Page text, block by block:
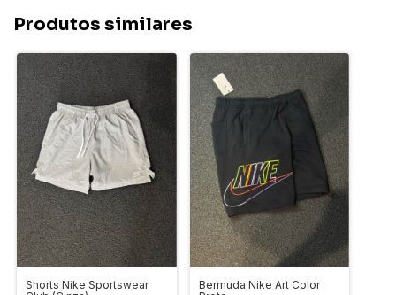
Produtos similares
Shorts Nike Sportswear
Bermuda Nike Art Color